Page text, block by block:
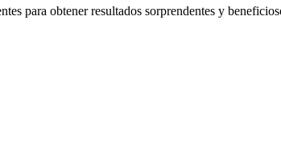
para obtener resultados sorprendentes y